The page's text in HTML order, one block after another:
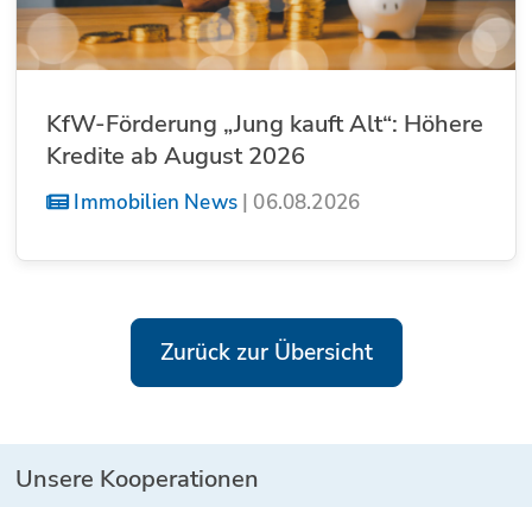
KfW-Förderung „Jung kauft Alt“: Höhere
Kredite ab August 2026
Immobilien News| 06.08.2026
Zurück zur Übersicht
Unsere Kooperationen